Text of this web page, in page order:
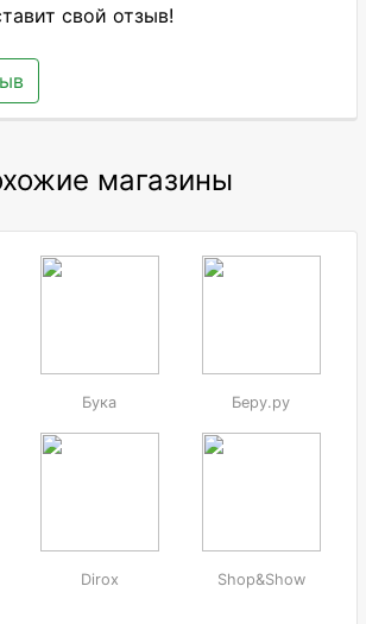
свой отзыв!
магазины
Бука Беру.ру
Dirox Shop&Show